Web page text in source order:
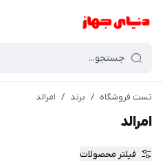
تست فروشگاه / برند / امرالد
امرالد
فیلتر محصولات